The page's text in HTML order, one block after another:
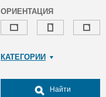
ОРИЕНТАЦИЯ
КАТЕГОРИИ
Досуг, туризм и отдых
Найти